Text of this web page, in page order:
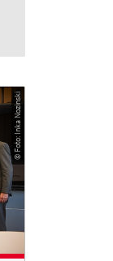
© Foto: Inka Nozinski